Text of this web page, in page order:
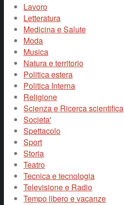
Lavoro
Letteratura
Medicina e Salute
Moda
Musica
Natura e territorio
Politica estera
Politica Interna
Religione
Scienza e Ricerca scientifica
Societa'
Spettacolo
Sport
Storia
Teatro
Tecnica e tecnologia
Televisione e Radio
Tempo libero e vacanze